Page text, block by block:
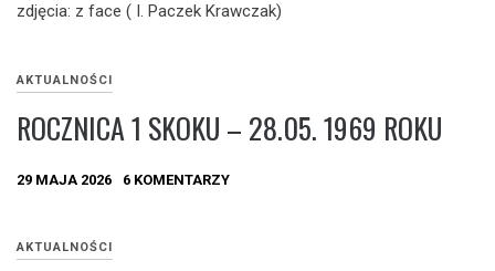
zdjęcia: z face ( I. Paczek Krawczak)
AKTUALNOŚCI
ROCZNICA 1 SKOKU – 28.05. 1969 ROKU
29 MAJA 2026 6 KOMENTARZY
AKTUALNOŚCI